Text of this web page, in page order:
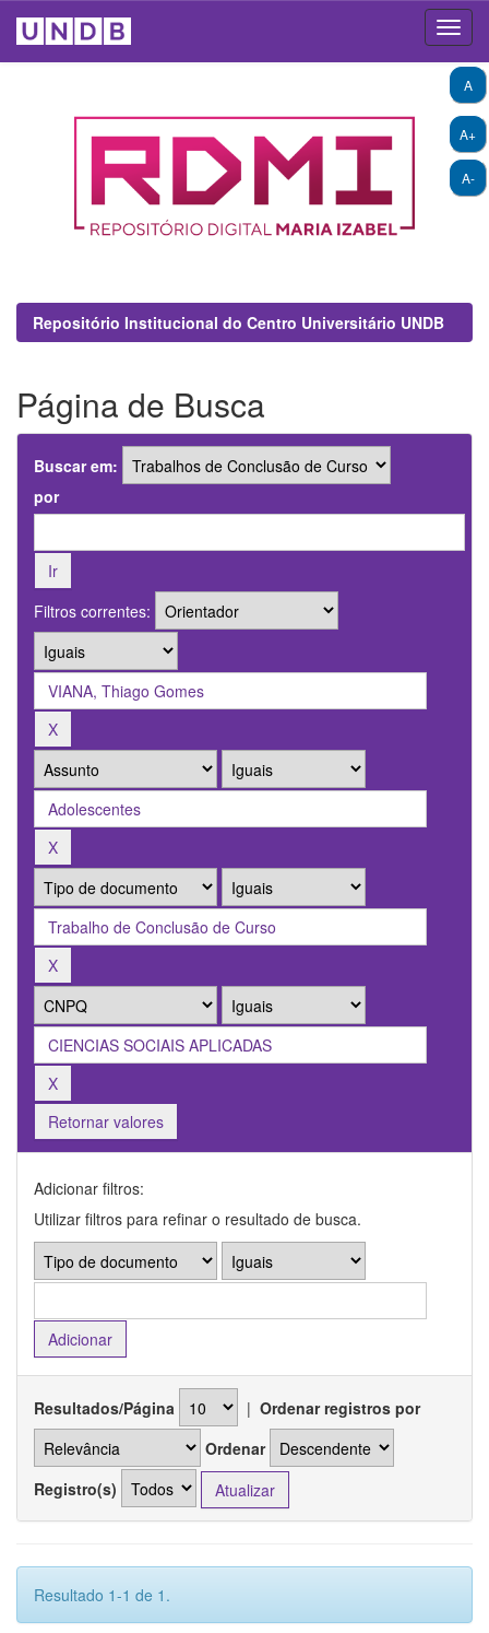
A+
A-
A
Repositório Institucional do Centro Universitário UNDB
Página de Busca
Buscar em:
por
Filtros correntes:
Retornar valores
Adicionar filtros:
Utilizar filtros para refinar o resultado de busca.
Resultados/Página | Ordenar registros por
Ordenar
Registro(s)
Resultado 1-1 de 1.